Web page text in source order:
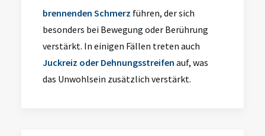
brennenden Schmerz führen, der sich
besonders bei Bewegung oder Berührung
verstärkt. In einigen Fällen treten auch
Juckreiz oder Dehnungsstreifen auf, was
das Unwohlsein zusätzlich verstärkt.